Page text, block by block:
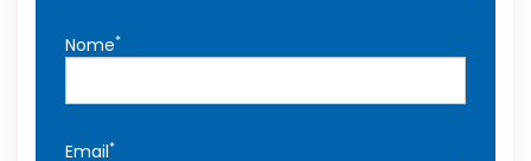
Nome*
Email*